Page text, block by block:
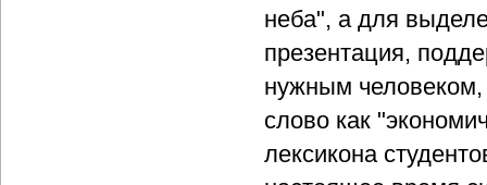
неба", а для
презентация,
нужным человеком,
слово как
лексикона